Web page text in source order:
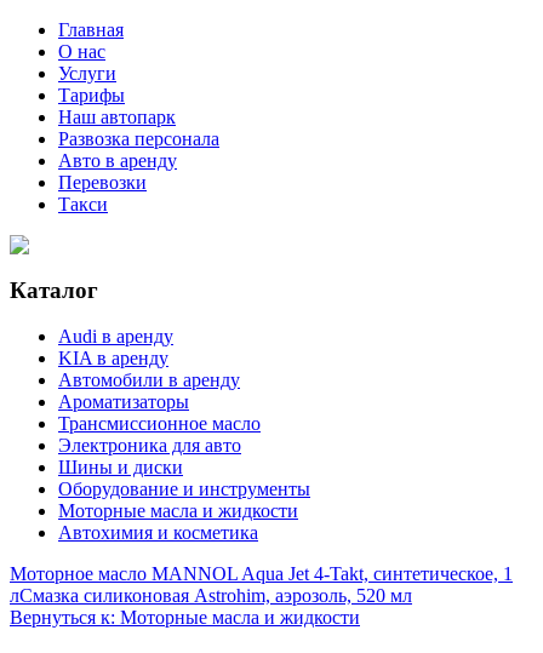
Главная
О нас
Услуги
Тарифы
Наш автопарк
Развозка персонала
Авто в аренду
Перевозки
Такси
Каталог
Audi в аренду
KIA в аренду
Автомобили в аренду
Ароматизаторы
Трансмиссионное масло
Электроника для авто
Шины и диски
Оборудование и инструменты
Моторные масла и жидкости
Автохимия и косметика
Моторное масло MANNOL Aqua Jet 4-Takt, синтетическое, 1
лСмазка силиконовая Astrohim, аэрозоль, 520 мл
Вернуться к: Моторные масла и жидкости